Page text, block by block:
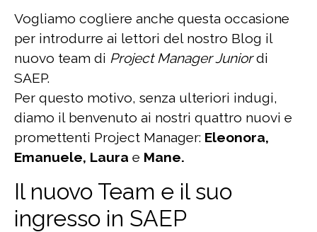
Vogliamo cogliere anche questa occasione
per introdurre ai lettori del nostro Blog il
nuovo team di Project Manager Juniordi
SAEP.
Per questo motivo, senza ulteriori indugi,
diamo il benvenuto ai nostri quattro nuovi e
promettenti Project Manager: Eleonora,
Emanuele, Laura e Mane.
Il nuovo Team e il suo
ingresso in SAEP